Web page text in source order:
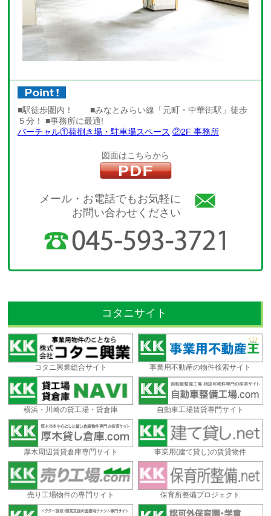
■駅徒歩圏内！ ■みなとみらい線「元町・中華街駅」徒歩
５分！ ■事務所に最適!
バーチャル①荷捌き場・駐車場スペース ②2F 事務所
図面はこちらから
メール・お電話でもお気軽に
お問い合わせください
コタニサイト
コタニ興業総合サイト 事業用不動産の物件検索サイト
横浜・川崎の貸工場・貸倉庫 自動車工場賃貸専門サイト
厚木周辺賃貸倉庫専門サイト 事業用(建て貸し)の賃貸物件
売り工場物件の専門サイト 保育所整備プロジェクト